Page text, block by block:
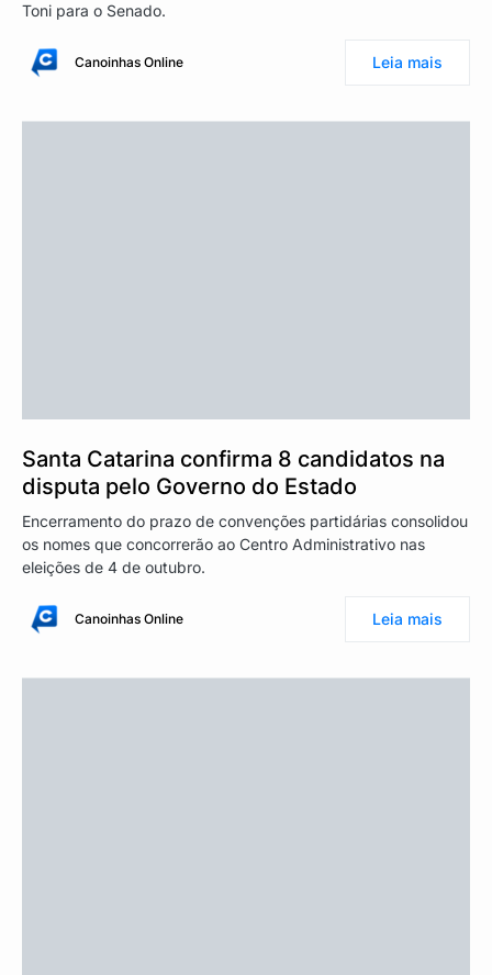
Toni para o Senado.
Canoinhas Online Leia mais
Santa Catarina confirma 8 candidatos na
disputa pelo Governo do Estado
Encerramento do prazo de convenções partidárias consolidou
os nomes que concorrerão ao Centro Administrativo nas
eleições de 4 de outubro.
Canoinhas Online Leia mais